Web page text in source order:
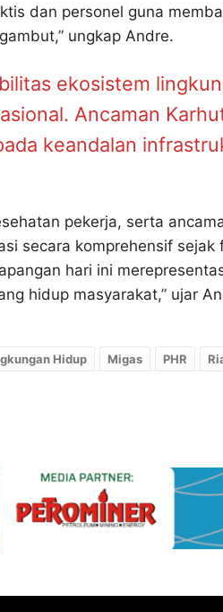
dan personel guna
ungkap Andre.
ekosistem
Ancaman
keandalan
pekerja, serta
secara komprehensif
hari ini
hidup masyarakat,” ujar
Hidup Migas PHR